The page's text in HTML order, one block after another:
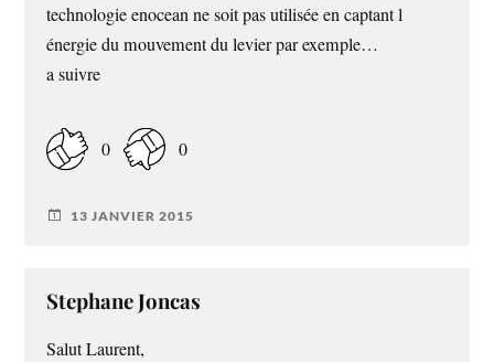
technologie enocean ne soit pas utilisée en captant l
énergie du mouvement du levier par exemple…
a suivre
0 0
13 JANVIER 2015
Stephane Joncas
Salut Laurent,